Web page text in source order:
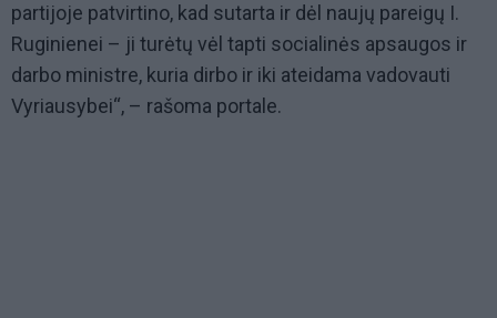
partijoje patvirtino, kad sutarta ir dėl naujų pareigų I.
Ruginienei – ji turėtų vėl tapti socialinės apsaugos ir
darbo ministre, kuria dirbo ir iki ateidama vadovauti
Vyriausybei“, – rašoma portale.